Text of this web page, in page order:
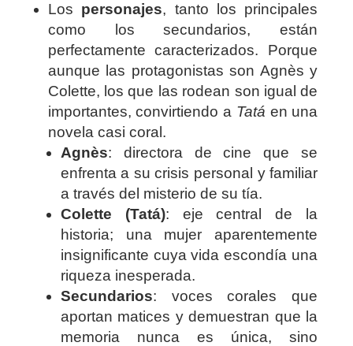
Los personajes, tanto los principales
como los secundarios, están
perfectamente caracterizados. Porque
aunque las protagonistas son Agnès y
Colette, los que las rodean son igual de
importantes, convirtiendo a Tatá en una
novela casi coral.
Agnès: directora de cine que se
enfrenta a su crisis personal y familiar
a través del misterio de su tía.
Colette (Tatá): eje central de la
historia; una mujer aparentemente
insignificante cuya vida escondía una
riqueza inesperada.
Secundarios: voces corales que
aportan matices y demuestran que la
memoria nunca es única, sino